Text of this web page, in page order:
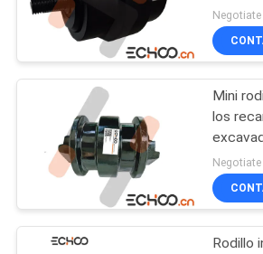
Mini
los
Rodillo